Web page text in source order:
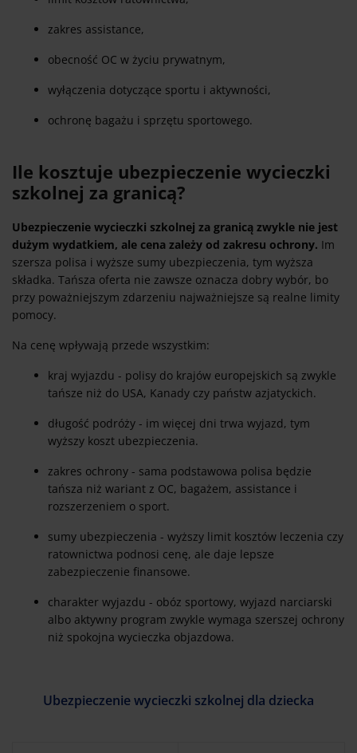
zakres assistance,
obecność OC w życiu prywatnym,
wyłączenia dotyczące sportu i aktywności,
ochronę bagażu i sprzętu sportowego.
Ile kosztuje ubezpieczenie wycieczki
szkolnej za granicą?
Ubezpieczenie wycieczki szkolnej za granicą zwykle nie jest
dużym wydatkiem, ale cena zależy od zakresu ochrony. Im
szersza polisa i wyższe sumy ubezpieczenia, tym wyższa
składka. Tańsza oferta nie zawsze oznacza dobry wybór, bo
przy poważniejszym zdarzeniu najważniejsze są realne limity
pomocy.
Na cenę wpływają przede wszystkim:
kraj wyjazdu - polisy do krajów europejskich są zwykle
tańsze niż do USA, Kanady czy państw azjatyckich.
długość podróży - im więcej dni trwa wyjazd, tym
wyższy koszt ubezpieczenia.
zakres ochrony - sama podstawowa polisa będzie
tańsza niż wariant z OC, bagażem, assistance i
rozszerzeniem o sport.
sumy ubezpieczenia - wyższy limit kosztów leczenia czy
ratownictwa podnosi cenę, ale daje lepsze
zabezpieczenie finansowe.
charakter wyjazdu - obóz sportowy, wyjazd narciarski
albo aktywny program zwykle wymaga szerszej ochrony
niż spokojna wycieczka objazdowa.
Ubezpieczenie wycieczki szkolnej dla dziecka